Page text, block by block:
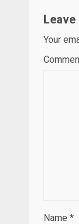
Leave
Your
Name *